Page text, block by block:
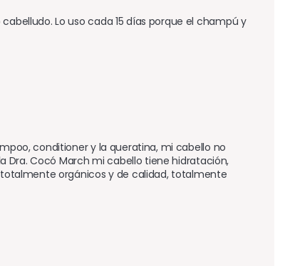
Lo uso cada 15 días porque el champú y
conditioner y la queratina, mi cabello no
Dra. Cocó March mi cabello tiene hidratación,
orgánicos y de calidad, totalmente